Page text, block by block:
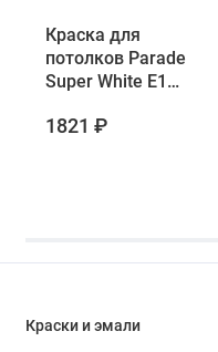
Краска для
потолков Parade
Super White E1
1821 ₽
Краски и эмали